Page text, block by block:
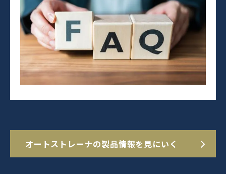
オートストレーナの製品情報を見にいく